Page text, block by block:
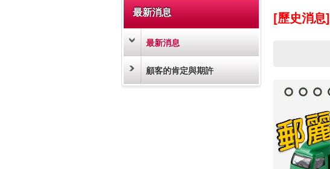
最新消息
最新消息
顧客的肯定與期許
[歷史消息]